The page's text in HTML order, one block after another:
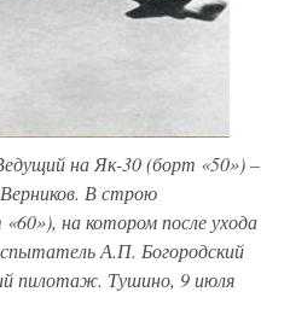
на Як-30 (борт «50») –
В строю
на котором после ухода
А.П. Богородский
пилотаж. Тушино, 9 июля